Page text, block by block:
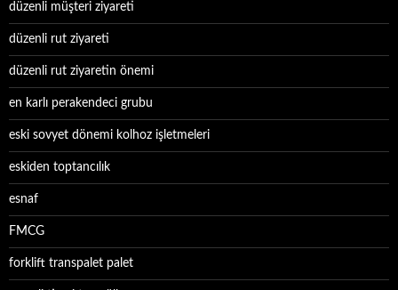
düzenli müşteri ziyareti
düzenli rut ziyareti
düzenli rut ziyaretin önemi
en karlı perakendeci grubu
eski sovyet dönemi kolhoz işletmeleri
eskiden toptancılık
esnaf
FMCG
forklift transpalet palet